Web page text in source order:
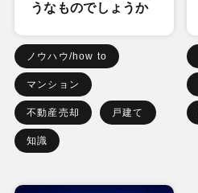
うなものでしょうか
ノウハウ/how to
マンション
不動産売却 戸建て
知識